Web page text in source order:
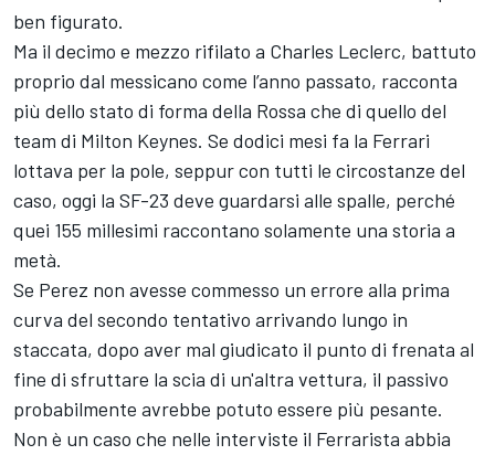
ben figurato.
Ma il decimo e mezzo rifilato a Charles Leclerc, battuto
proprio dal messicano come l’anno passato, racconta
più dello stato di forma della Rossa che di quello del
team di Milton Keynes. Se dodici mesi fa la Ferrari
lottava per la pole, seppur con tutti le circostanze del
caso, oggi la SF-23 deve guardarsi alle spalle, perché
quei 155 millesimi raccontano solamente una storia a
metà.
Se Perez non avesse commesso un errore alla prima
curva del secondo tentativo arrivando lungo in
staccata, dopo aver mal giudicato il punto di frenata al
fine di sfruttare la scia di un'altra vettura, il passivo
probabilmente avrebbe potuto essere più pesante.
Non è un caso che nelle interviste il Ferrarista abbia